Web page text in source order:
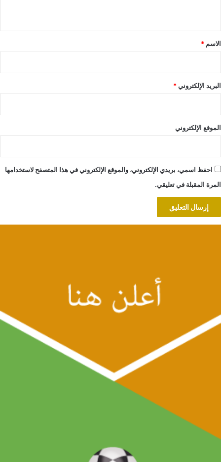
*
الاسم *
البريد الإلكتروني*
الموقع الإلكتروني
احفظ اسمي، بريدي الإلكتروني، والموقع الإلكتروني في هذا المتصفح لاستخدامها
المرة المقبلة في تعليقي.